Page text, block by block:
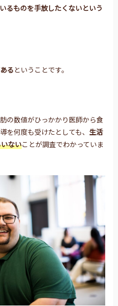
るものを手放したくないという
るということです。
の数値がひっかかり医師から食
を何度も受けたとしても、 生活
ないことが調査でわかっていま